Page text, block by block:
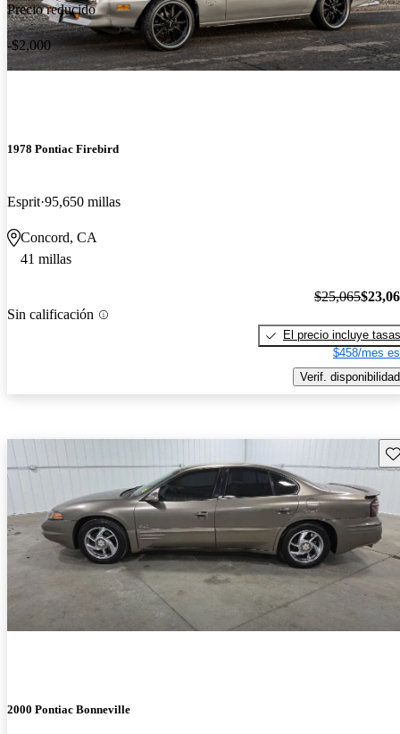
Precio reducido
-$2,000
1978 Pontiac Firebird
Esprit 95,650 millas
Concord, CA
41 millas
Sin calificación
$25,065
El precio incluye tasas
$458/mes
Verif. disponibilidad
2000 Pontiac Bonneville